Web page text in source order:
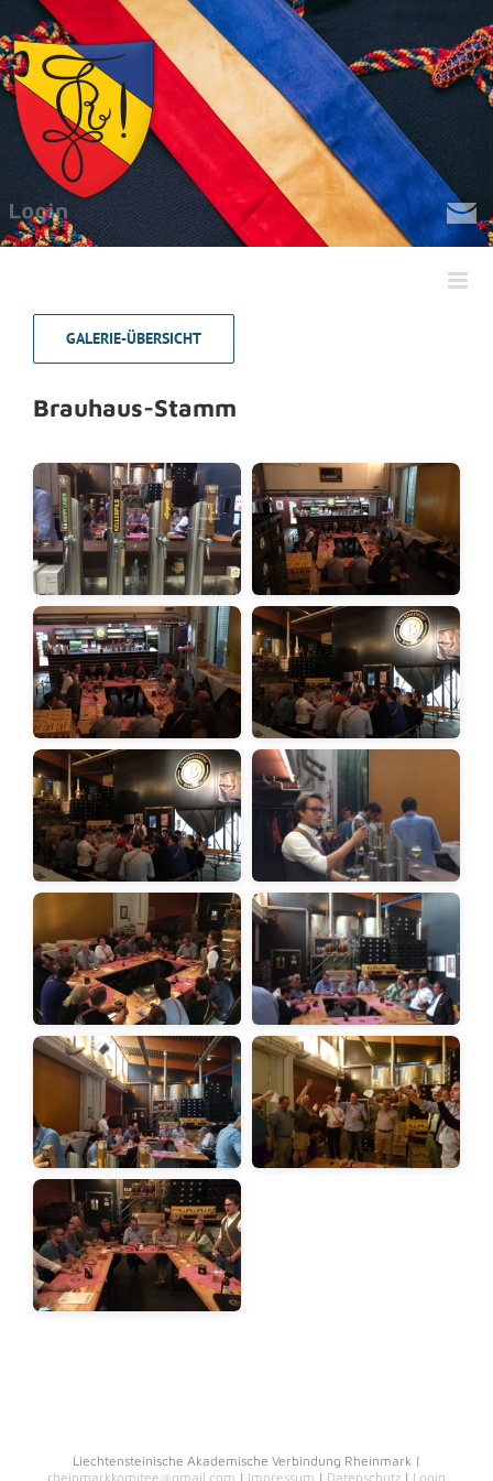
Inhalt
springen
GALERIE-ÜBERSICHT
Brauhaus-Stamm
Liechtensteinische Akademische Verbindung Rheinmark |
rheinmarkkomitee@gmail.com | Impressum | Datenschutz | Login